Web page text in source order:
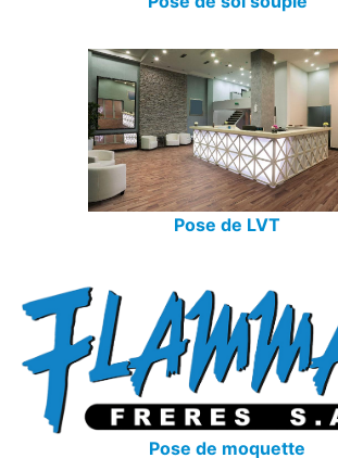
Pose de LVT
Pose de moquette